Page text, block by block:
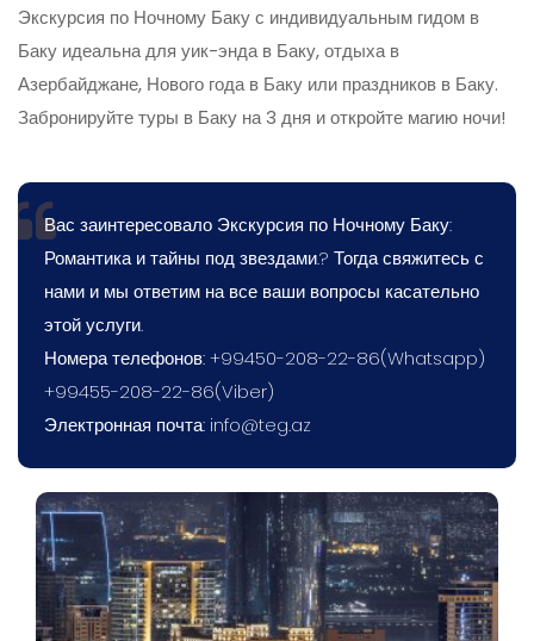
Экскурсия по Ночному Баку с индивидуальным гидом в
Баку идеальна для уик-энда в Баку, отдыха в
Азербайджане, Нового года в Баку или праздников в Баку.
Забронируйте туры в Баку на 3 дня и откройте магию ночи!
Вас заинтересовало Экскурсия по Ночному Баку:
Романтика и тайны под звездами.? Тогда свяжитесь с
нами и мы ответим на все ваши вопросы касательно
этой услуги.
Номера телефонов: +99450-208-22-86(Whatsapp)
+99455-208-22-86(Viber)
Электронная почта: info@teg.az